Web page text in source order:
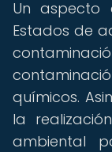
Un aspecto
Estados de
químicos.
la
ambiental